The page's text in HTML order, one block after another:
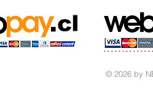
© 2026 by